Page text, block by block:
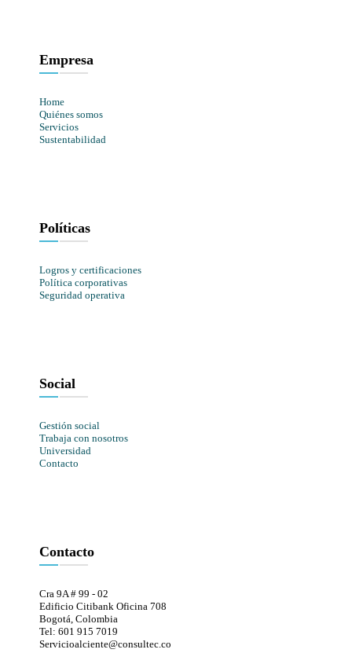
Empresa
Home
Quiénes somos
Servicios
Sustentabilidad
Políticas
Logros y certificaciones
Política corporativas
Seguridad operativa
Social
Gestión social
Trabaja con nosotros
Universidad
Contacto
Contacto
Cra 9A # 99 - 02
Edificio Citibank Oficina 708
Bogotá, Colombia
Tel: 601 915 7019
Servicioalciente@consultec.co